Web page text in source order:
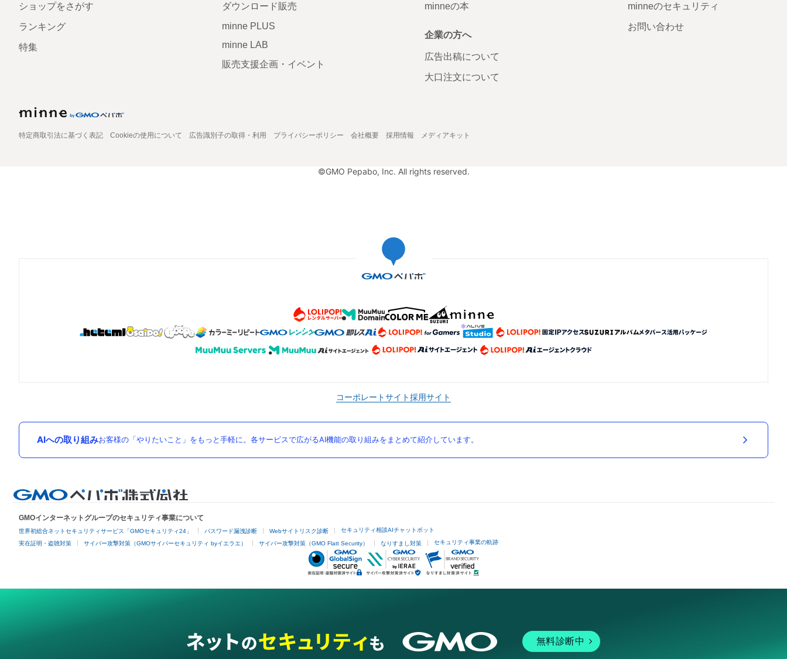
ショップをさがす
ランキング
特集
ダウンロード販売
minne PLUS
minne LAB
販売支援企画・イベント
minneの本
企業の方へ
広告出稿について
大口注文について
minneのセキュリティ
お問い合わせ
特定商取引法に基づく表記 Cookieの使用について 広告識別子の取得・利用 プライバシーポリシー 会社概要 採用情報 メディアキット
©GMO Pepabo, Inc. All rights reserved.
コーポレートサイト採用サイト
AIへの取り組みお客様の「やりたいこと」をもっと手軽に。各サービスで広がるAI機能の取り組みをまとめて紹介しています。
GMOインターネットグループのセキュリティ事業について
世界初総合ネットセキュリティサービス「GMOセキュリティ24」 パスワード漏洩診断 Webサイトリスク診断 セキュリティ相談AIチャットボット
実在証明・盗聴対策 サイバー攻撃対策（GMOサイバーセキュリティ byイエラエ） サイバー攻撃対策（GMO Flatt Security） なりすまし対策 セキュリティ事業の軌跡
無料診断中